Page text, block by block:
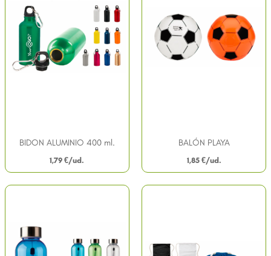
BIDON ALUMINIO 400 ml.
1,79 €
BALÓN PLAYA
1,85 €